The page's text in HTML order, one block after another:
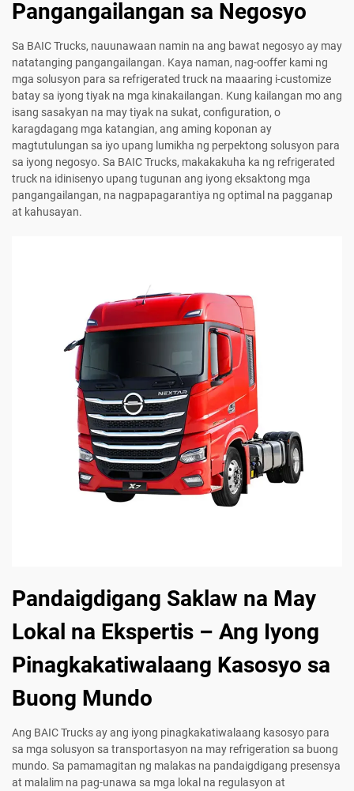
Pangangailangan sa Negosyo
Sa BAIC Trucks, nauunawaan namin na ang bawat negosyo ay may
natatanging pangangailangan. Kaya naman, nag-ooffer kami ng
mga solusyon para sa refrigerated truck na maaaring i-customize
batay sa iyong tiyak na mga kinakailangan. Kung kailangan mo ang
isang sasakyan na may tiyak na sukat, configuration, o
karagdagang mga katangian, ang aming koponan ay
magtutulungan sa iyo upang lumikha ng perpektong solusyon para
sa iyong negosyo. Sa BAIC Trucks, makakakuha ka ng refrigerated
truck na idinisenyo upang tugunan ang iyong eksaktong mga
pangangailangan, na nagpapagarantiya ng optimal na pagganap
at kahusayan.
Pandaigdigang Saklaw na May
Lokal na Ekspertis – Ang Iyong
Pinagkakatiwalaang Kasosyo sa
Buong Mundo
Ang BAIC Trucks ay ang iyong pinagkakatiwalaang kasosyo para
sa mga solusyon sa transportasyon na may refrigeration sa buong
mundo. Sa pamamagitan ng malakas na pandaigdigang presensya
at malalim na pag-unawa sa mga lokal na regulasyon at